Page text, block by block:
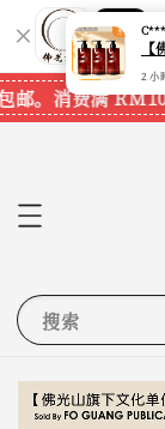
。消费满
搜索
2 小